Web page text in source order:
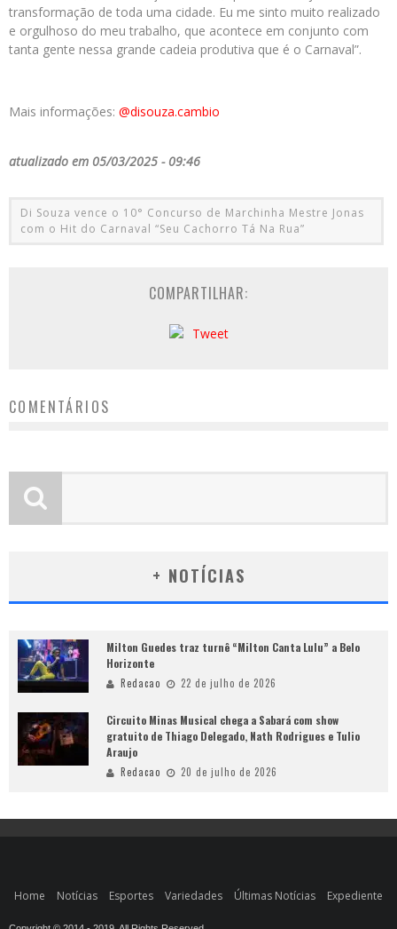
transformação de toda uma cidade. Eu me sinto muito realizado
e orgulhoso do meu trabalho, que acontece em conjunto com
tanta gente nessa grande cadeia produtiva que é o Carnaval”.
Mais informações: @disouza.cambio
atualizado em 05/03/2025 - 09:46
Di Souza vence o 10° Concurso de Marchinha Mestre Jonas
com o Hit do Carnaval “Seu Cachorro Tá Na Rua”
COMPARTILHAR:
Tweet
COMENTÁRIOS
+ NOTÍCIAS
Milton Guedes traz turnê “Milton Canta Lulu” a Belo
Horizonte
Redacao 22 de julho de 2026
Circuito Minas Musical chega a Sabará com show
gratuito de Thiago Delegado, Nath Rodrigues e Tulio
Araujo
Redacao 20 de julho de 2026
Home Notícias Esportes Variedades Últimas Notícias Expediente